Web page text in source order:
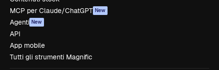
MCP per Claude/ChatGPT New
Agenti New
API
App mobile
Tutti gli strumenti Magnific